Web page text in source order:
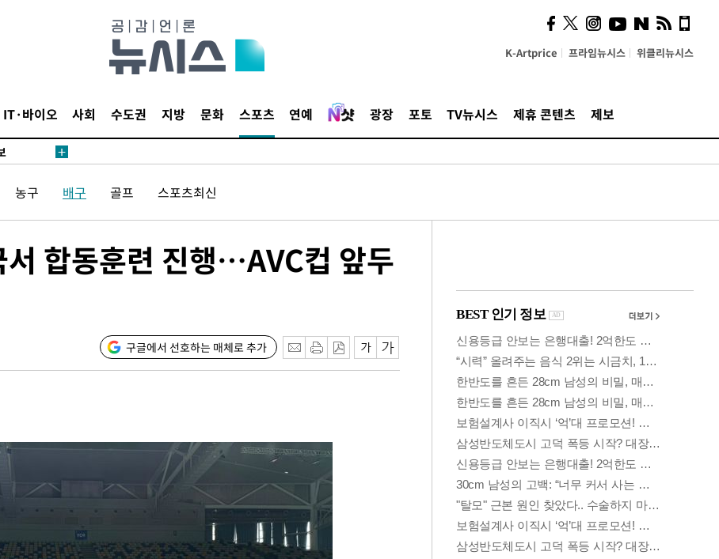
K-Artprice 프라임뉴시스 위클리뉴시스
IT·바이오 사회 수도권 지방 문화 스포츠 연예 광장 포토 TV뉴시스 제휴 콘텐츠 제보
해 뛸
일날씨]
다음주
죄송"
·서미화·
위… 정
위해 뛸
리
일날씨]
농구 배구 골프 스포츠최신
합동훈련 진행…AVC컵 앞두
구글에서 선호하는 매체로 추가
사이 해답 찾았죠"…알을
깨고 나온 '초자아'